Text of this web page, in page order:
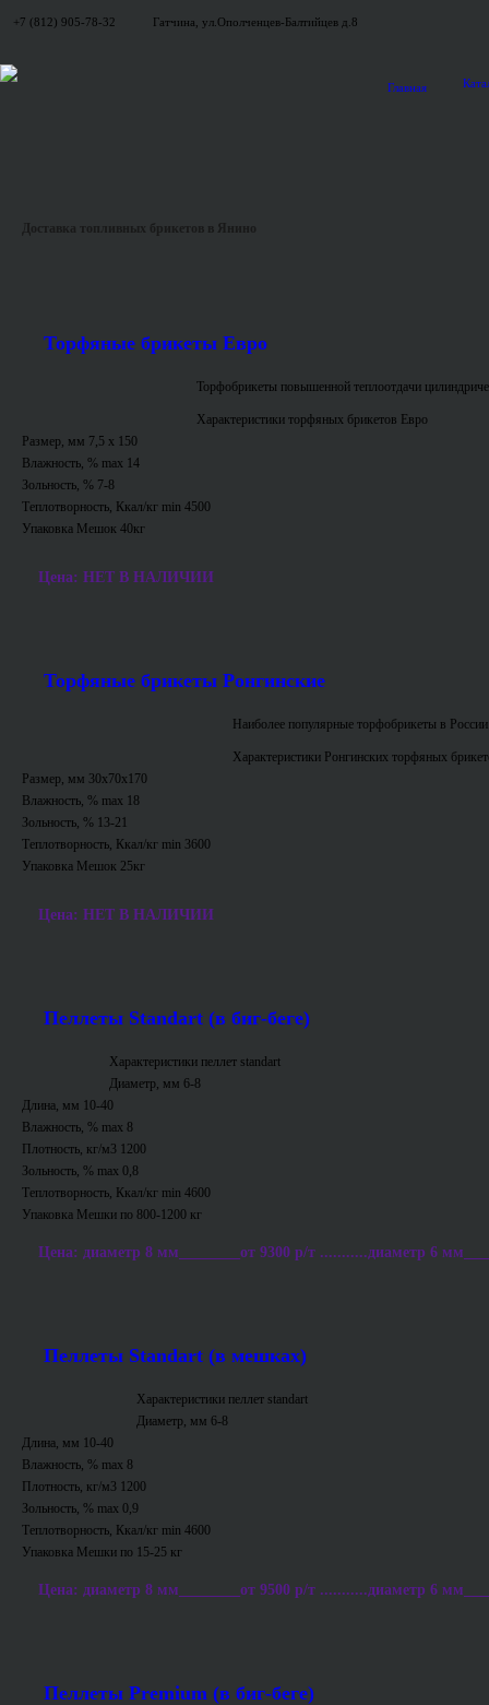
+7 (812) 905-78-32 Гатчина, ул.Ополченцев-Балтийцев д.8
Главная
Доставка топливных брикетов в Янино
Торфяные брикеты Евро
Торфобрикеты повышенной теплоотдачи
Характеристики торфяных брикетов Евро
Размер, мм 7,5 x 150
Влажность, % max 14
Зольность, % 7-8
Теплотворность, Ккал/кг min 4500
Упаковка Мешок 40кг
Цена: НЕТ В НАЛИЧИИ
Торфяные брикеты Ронгинские
Наиболее популярные торфобрикеты в
Характеристики Ронгинских торфяных
Размер, мм 30х70х170
Влажность, % max 18
Зольность, % 13-21
Теплотворность, Ккал/кг min 3600
Упаковка Мешок 25кг
Цена: НЕТ В НАЛИЧИИ
Пеллеты Standart (в биг-беге)
Характеристики пеллет standart
Диаметр, мм 6-8
Длина, мм 10-40
Влажность, % max 8
Плотность, кг/м3 1200
Зольность, % max 0,8
Теплотворность, Ккал/кг min 4600
Упаковка Мешки по 800-1200 кг
Цена: диаметр 8 мм________от 9300 р/т ...........диаметр 6
Пеллеты Standart (в мешках)
Характеристики пеллет standart
Диаметр, мм 6-8
Длина, мм 10-40
Влажность, % max 8
Плотность, кг/м3 1200
Зольность, % max 0,9
Теплотворность, Ккал/кг min 4600
Упаковка Мешки по 15-25 кг
Цена: диаметр 8 мм________от 9500 р/т ...........диаметр 6
Пеллеты Premium (в биг-беге)